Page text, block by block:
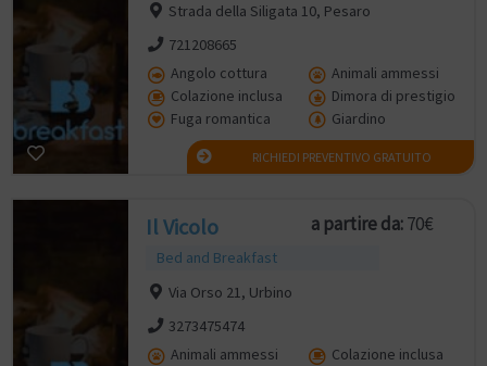
Strada della Siligata 10, Pesaro
721208665
Angolo cottura
Animali ammessi
Colazione inclusa
Dimora di prestigio
Fuga romantica
Giardino
RICHIEDI PREVENTIVO GRATUITO
Il Vicolo
Bed and Breakfast
a partire da:70€
Via Orso 21, Urbino
3273475474
Animali ammessi
Colazione inclusa